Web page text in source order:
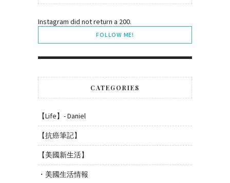
Instagram did not return a 200.
FOLLOW ME!
CATEGORIES
【Life】- Daniel
【抗癌筆記】
【美國新生活】
・美國生活情報